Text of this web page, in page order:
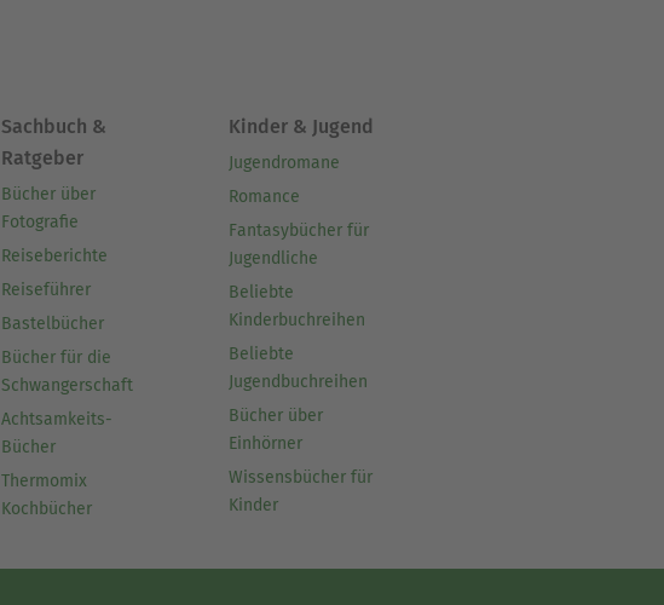
Sachbuch &
Ratgeber
Bücher über
Fotografie
Reiseberichte
Reiseführer
Bastelbücher
Bücher für die
Schwangerschaft
Achtsamkeits-
Bücher
Thermomix
Kochbücher
Kinder & Jugend
Jugendromane
Romance
Fantasybücher für
Jugendliche
Beliebte
Kinderbuchreihen
Beliebte
Jugendbuchreihen
Bücher über
Einhörner
Wissensbücher für
Kinder